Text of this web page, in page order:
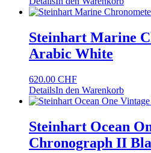
Steinhart Marine
Arabic White
620.00 CHF
DetailsIn den Warenkorb
Steinhart Ocean
Chronograph II